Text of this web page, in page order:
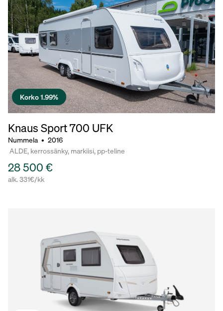
Korko 1.99%
Knaus Sport700 UFK
Nummela • 2016
ALDE, kerrossänky, markiisi, pp-teline
28 500 €
alk. 331€/kk